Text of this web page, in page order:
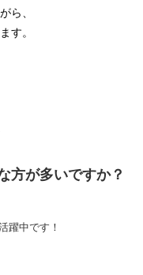
ら、
す。
方が多いですか？
躍中です！